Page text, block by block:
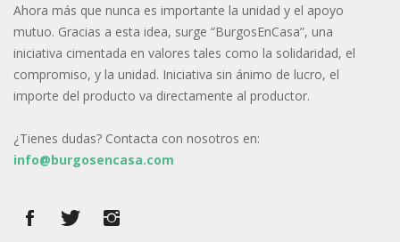
Ahora más que nunca es importante la unidad y el apoyo
mutuo. Gracias a esta idea, surge “BurgosEnCasa”, una
iniciativa cimentada en valores tales como la solidaridad, el
compromiso, y la unidad. Iniciativa sin ánimo de lucro, el
importe del producto va directamente al productor.
¿Tienes dudas? Contacta con nosotros en:
info@burgosencasa.com